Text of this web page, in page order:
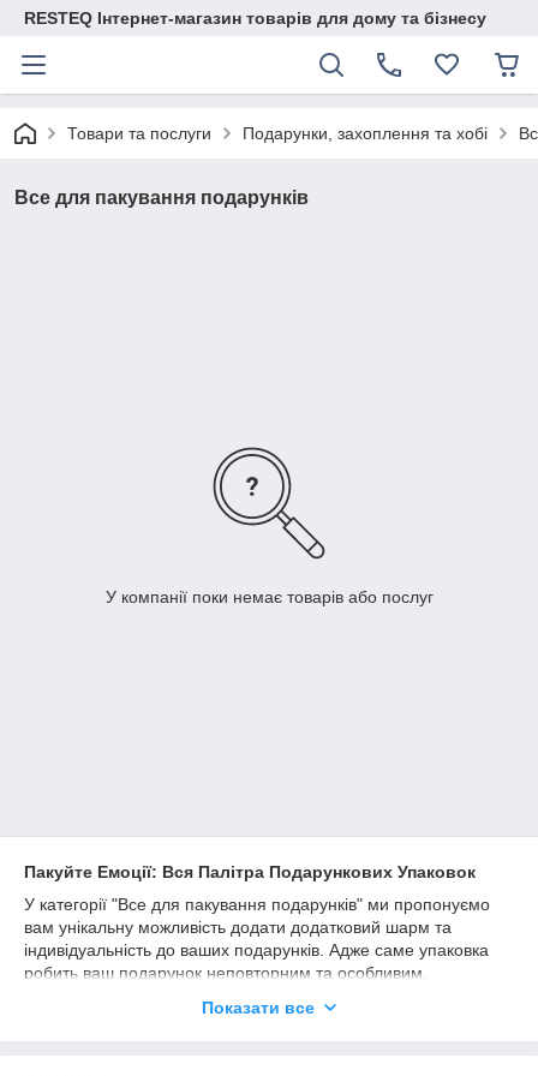
RESTEQ Інтернет-магазин товарів для дому та бізнесу
Товари та послуги Подарунки, захоплення та хобі
Все для пакування подарунків
У компанії поки немає товарів або послуг
Пакуйте Емоції: Вся Палітра Подарункових Упаковок
У категорії "Все для пакування подарунків" ми пропонуємо
вам унікальну можливість додати додатковий шарм та
індивідуальність до ваших подарунків. Адже саме упаковка
робить ваш подарунок неповторним та особливим.
Різноманітність та Креативність:
Показати все